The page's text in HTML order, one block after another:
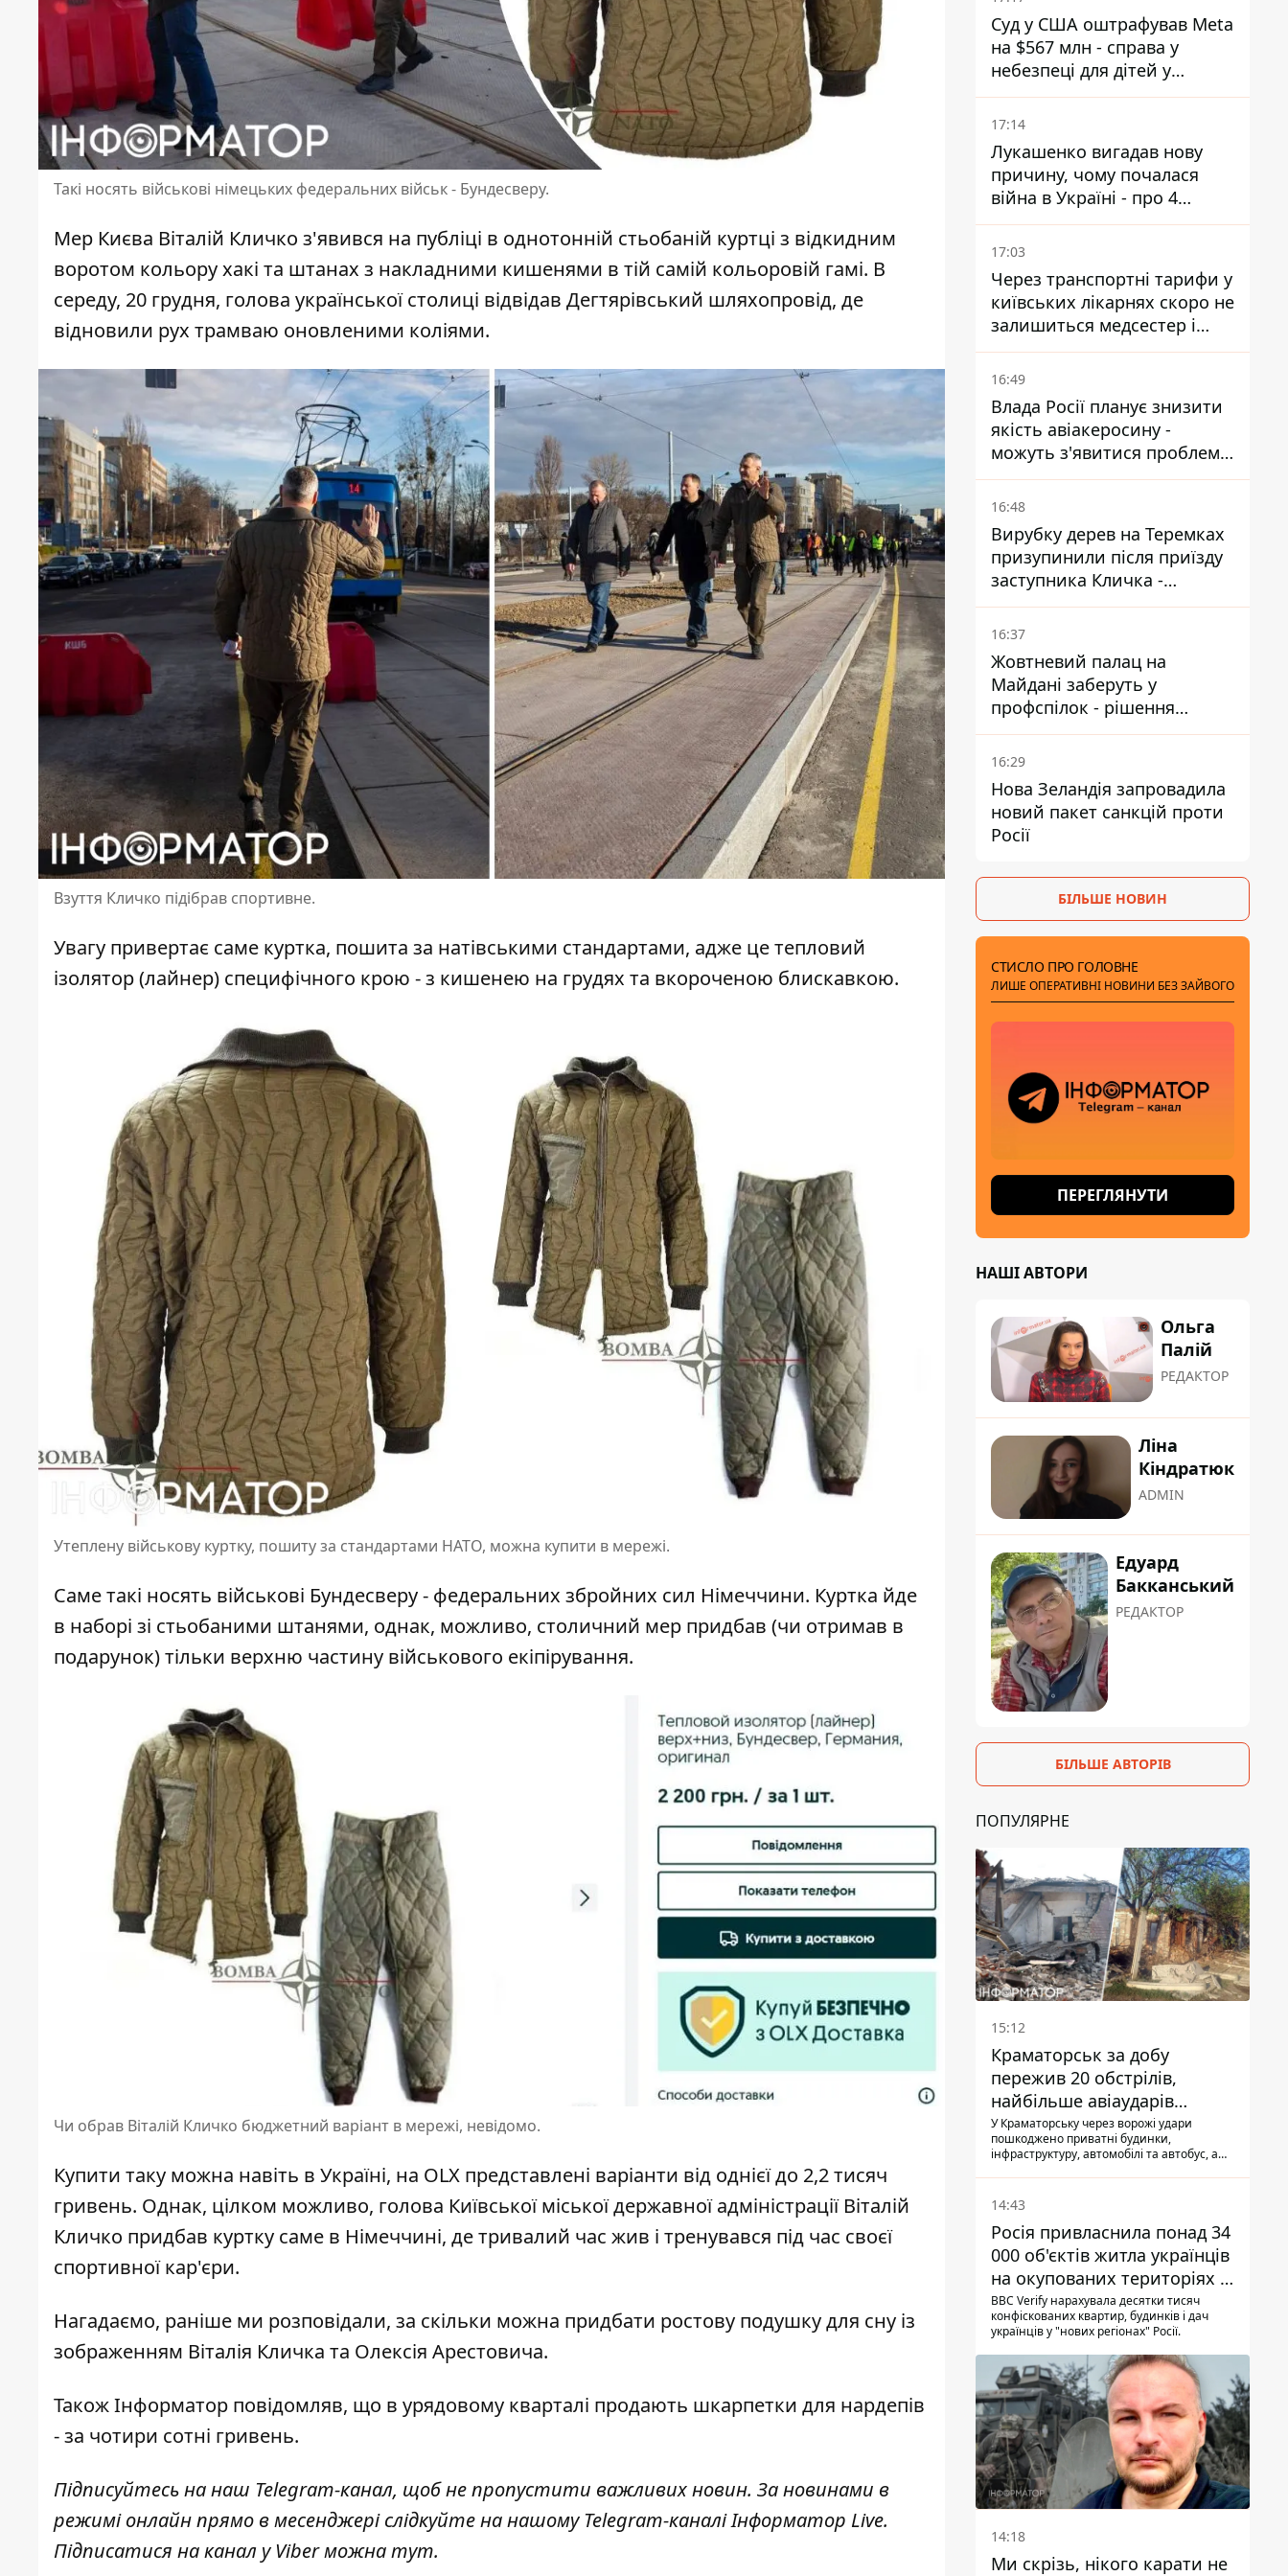
Такі носять військові німецьких федеральних військ - Бундесверу.
Мер Києва Віталій Кличко з'явився на публіці в однотонній стьобаній куртці з відкидним
воротом кольору хакі та штанах з накладними кишенями в тій самій кольоровій гамі. В
середу, 20 грудня, голова української столиці відвідав Дегтярівський шляхопровід, де
відновили рух трамваю оновленими коліями.
Взуття Кличко підібрав спортивне.
Увагу привертає саме куртка, пошита за натівськими стандартами, адже це тепловий
ізолятор (лайнер) специфічного крою - з кишенею на грудях та вкороченою блискавкою.
Утеплену військову куртку, пошиту за стандартами НАТО, можна купити в мережі.
Саме такі носять військові Бундесверу - федеральних збройних сил Німеччини. Куртка йде
в наборі зі стьобаними штанями, однак, можливо, столичний мер придбав (чи отримав в
подарунок) тільки верхню частину військового екіпірування.
Чи обрав Віталій Кличко бюджетний варіант в мережі, невідомо.
Купити таку можна навіть в Україні, на OLX представлені варіанти від однієї до 2,2 тисяч
гривень. Однак, цілком можливо, голова Київської міської державної адміністрації Віталій
Кличко придбав куртку саме в Німеччині, де тривалий час жив і тренувався під час своєї
спортивної кар'єри.
Нагадаємо, раніше ми розповідали, за скільки можна придбати ростову подушку для сну із
зображенням Віталія Кличка та Олексія Арестовича.
Також Інформатор повідомляв, що в урядовому кварталі продають шкарпетки для нардепів
- за чотири сотні гривень.
Підписуйтесь на наш Telegram-канал, щоб не пропустити важливих новин. За новинами в
режимі онлайн прямо в месенджері слідкуйте на нашому Telegram-каналіІнформатор Live.
Підписатися на канал у Viber можнатут.
Суд у США оштрафував Meta
на $567 млн - справа у
небезпеці для дітей у
соцмережах
17:14
Лукашенко вигадав нову
причину, чому почалася
війна в Україні - про 4
позиції не йдеться
17:03
Через транспортні тарифи у
київських лікарнях скоро не
залишиться медсестер і
санітарок - професор
Голубовська
16:49
Влада Росії планує знизити
якість авіакеросину -
можуть з'явитися проблеми
з літаками до Якутії
16:48
Вирубку дерев на Теремках
призупинили після приїзду
заступника Кличка -
почався діалог
16:37
Жовтневий палац на
Майдані заберуть у
профспілок - рішення
Господарського суду
16:29
Нова Зеландія запровадила
новий пакет санкцій проти
Росії
БІЛЬШЕ НОВИН
СТИСЛО ПРО ГОЛОВНЕ
ЛИШЕ ОПЕРАТИВНІ НОВИНИ БЕЗ ЗАЙВОГО
ПЕРЕГЛЯНУТИ
НАШІ АВТОРИ
Ольга
Палій
РЕДАКТОР
Ліна
Кіндратюк
ADMIN
Едуард
Бакканський
РЕДАКТОР
БІЛЬШЕ АВТОРІВ
ПОПУЛЯРНЕ
15:12
Краматорськ за добу
пережив 20 обстрілів,
найбільше авіаударів
КАБ-250
У Краматорську через ворожі удари
пошкоджено приватні будинки,
інфраструктуру, автомобілі та автобус, а
14:43
Росія привласнила понад 34
000 об'єктів житла українців
на окупованих територіях -
розслідування BBC
BBC Verify нарахувала десятки тисяч
конфіскованих квартир, будинків і дач
українців у "нових регіонах" Росії.
14:18
Ми скрізь, нікого карати не